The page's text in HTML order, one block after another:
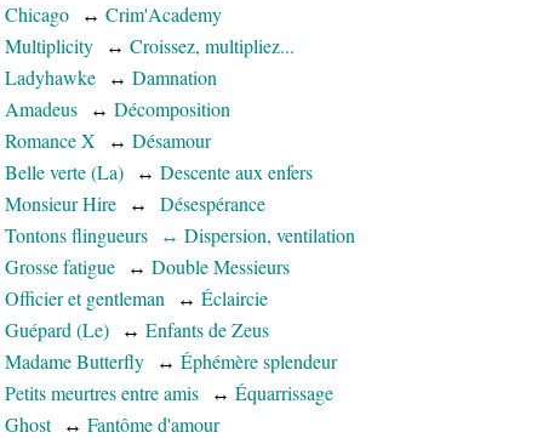
Chicago
↔ Crim'Academy
Multiplicity
↔ Croissez, multipliez...
Ladyhawke
↔ Damnation
Amadeus
↔ Décomposition
Romance X
↔ Désamour
Belle verte (La)
↔ Descente aux enfers
Monsieur Hire
↔
Désespérance
Tontons flingueurs ↔Dispersion, ventilation
Grosse fatigue
↔ Double Messieurs
Officier et gentleman
↔ Éclaircie
Guépard (Le)
↔ Enfants de Zeus
Madame Butterfly
↔ Éphémère splendeur
Petits meurtres entre amis
↔ Équarrissage
Ghost ↔ Fantôme d'amour